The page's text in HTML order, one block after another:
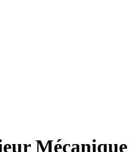
Mécanique